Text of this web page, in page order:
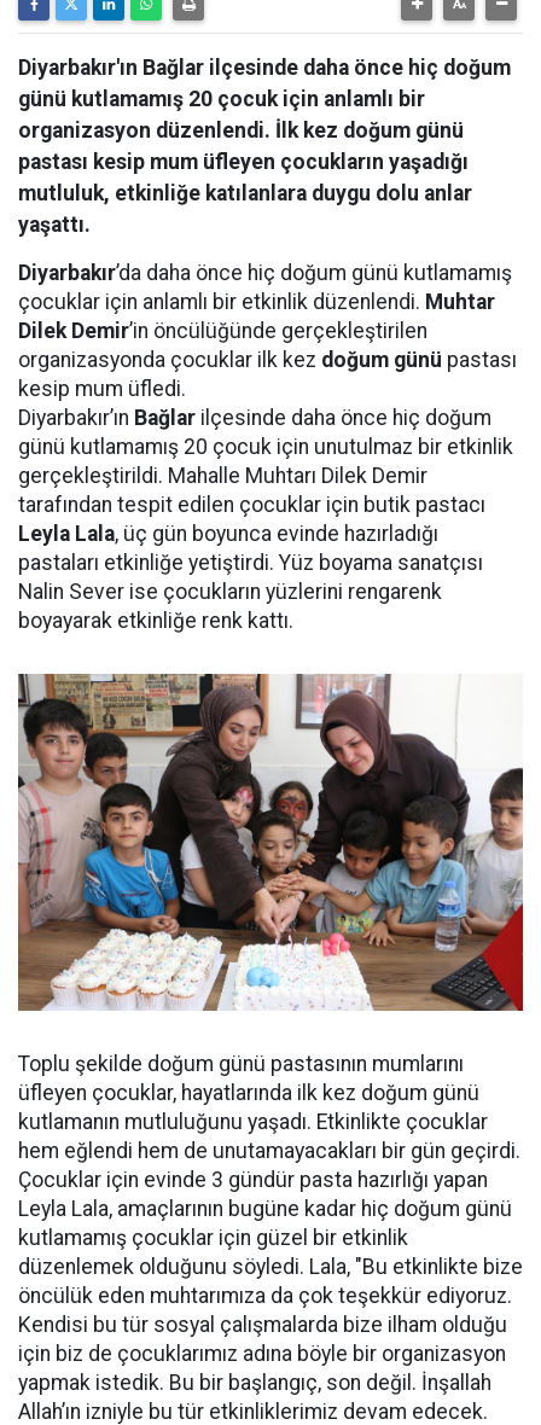
Diyarbakır'ın Bağlar ilçesinde daha önce hiç doğum
günü kutlamamış 20 çocuk için anlamlı bir
organizasyon düzenlendi. İlk kez doğum günü
pastası kesip mum üfleyen çocukların yaşadığı
mutluluk, etkinliğe katılanlara duygu dolu anlar
yaşattı.
Diyarbakır’da daha önce hiç doğum günü kutlamamış
çocuklar için anlamlı bir etkinlik düzenlendi. Muhtar
Dilek Demir’in öncülüğünde gerçekleştirilen
organizasyonda çocuklar ilk kez doğum günü pastası
kesip mum üfledi.
Diyarbakır’ın Bağlar ilçesinde daha önce hiç doğum
günü kutlamamış 20 çocuk için unutulmaz bir etkinlik
gerçekleştirildi. Mahalle Muhtarı Dilek Demir
tarafından tespit edilen çocuklar için butik pastacı
Leyla Lala, üç gün boyunca evinde hazırladığı
pastaları etkinliğe yetiştirdi. Yüz boyama sanatçısı
Nalin Sever ise çocukların yüzlerini rengarenk
boyayarak etkinliğe renk kattı.
Toplu şekilde doğum günü pastasının mumlarını
üfleyen çocuklar, hayatlarında ilk kez doğum günü
kutlamanın mutluluğunu yaşadı. Etkinlikte çocuklar
hem eğlendi hem de unutamayacakları bir gün geçirdi.
Çocuklar için evinde 3 gündür pasta hazırlığı yapan
Leyla Lala, amaçlarının bugüne kadar hiç doğum günü
kutlamamış çocuklar için güzel bir etkinlik
düzenlemek olduğunu söyledi. Lala, "Bu etkinlikte bize
öncülük eden muhtarımıza da çok teşekkür ediyoruz.
Kendisi bu tür sosyal çalışmalarda bize ilham olduğu
için biz de çocuklarımız adına böyle bir organizasyon
yapmak istedik. Bu bir başlangıç, son değil. İnşallah
Allah’ın izniyle bu tür etkinliklerimiz devam edecek.